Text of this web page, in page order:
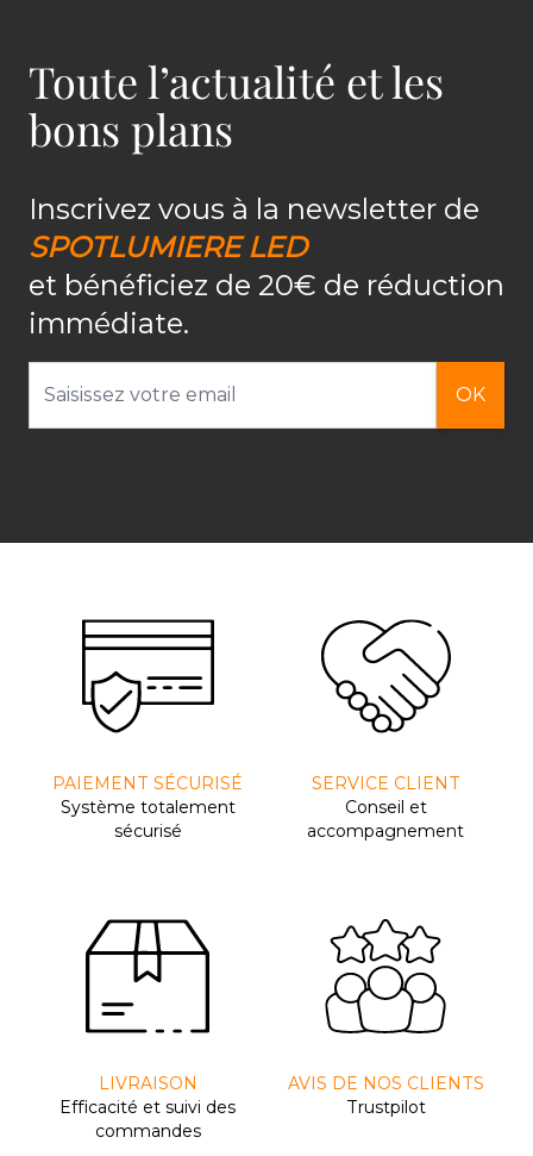
Toute l’actualité et les
bons plans
Inscrivez vous à la newsletter de
SPOTLUMIERE LED
et bénéficiez de 20€ de réduction
immédiate.
OK
PAIEMENT SÉCURISÉ
Système totalement
sécurisé
SERVICE CLIENT
Conseil et
accompagnement
LIVRAISON
Efﬁcacité et suivi des
commandes
AVIS DE NOS CLIENTS
Trustpilot